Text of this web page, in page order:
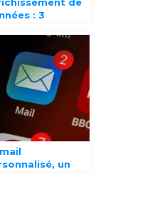
de
: 3
client
un